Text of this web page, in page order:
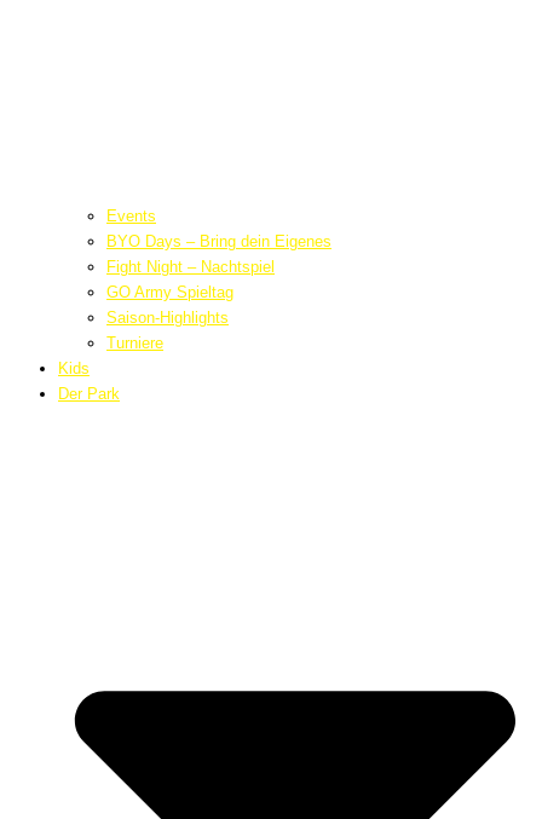
Events
BYO Days – Bring dein Eigenes
Fight Night – Nachtspiel
GO Army Spieltag
Saison-Highlights
Turniere
Kids
Der Park